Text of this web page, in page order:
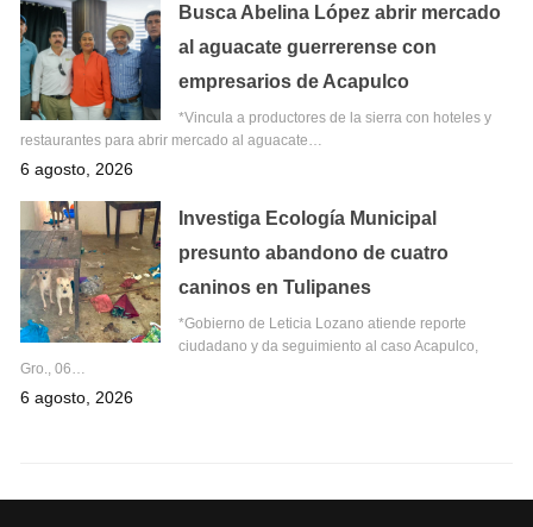
Busca Abelina López abrir mercado
al aguacate guerrerense con
empresarios de Acapulco
*Vincula a productores de la sierra con hoteles y
restaurantes para abrir mercado al aguacate…
6 agosto, 2026
Investiga Ecología Municipal
presunto abandono de cuatro
caninos en Tulipanes
*Gobierno de Leticia Lozano atiende reporte
ciudadano y da seguimiento al caso Acapulco,
Gro., 06…
6 agosto, 2026